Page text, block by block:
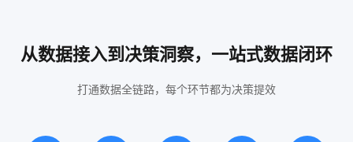
从数据接入到决策洞察，一站式数据闭环
打通数据全链路，每个环节都为决策提效